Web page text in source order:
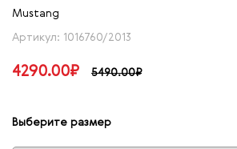
Mustang
Артикул: 1016760/2013
4290.00₽ 5490.00₽
Выберите размер